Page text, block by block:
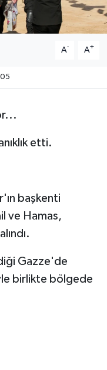
A- A+
etti.
başkenti
ve Hamas,
Gazze'de
birlikte bölgede